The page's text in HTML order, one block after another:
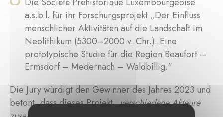
a.s.b.l. für ihr Forschungsprojekt „Der Einfluss
menschlicher Aktivitäten auf die Landschaft im
Neolithikum (5300–2000 v. Chr.). Eine
prototypische Studie für die Region Beaufort –
Ermsdorf – Medernach – Waldbillig.“
Die Jury würdigt den Gewinner des Jahres 2023 und
betont, dass dieses Projekt„verschiedene Akteure